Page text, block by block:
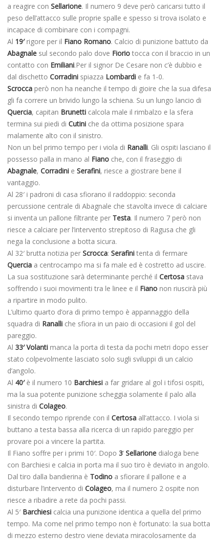
a reagire con Sellarione. Il numero 9 deve però caricarsi tutto il
peso dell’attacco sulle proprie spalle e spesso si trova isolato e
incapace di combinare con i compagni.
Al 19′rigore per il Fiano Romano. Calcio di punizione battuto da
Abagnale sul secondo palo dove Fiorio tocca con il braccio in un
contatto con Emiliani.Per il signor De Cesare non c’è dubbio e
dal dischetto Corradini spiazza Lombardi e fa 1-0.
Scrocca però non ha neanche il tempo di gioire che la sua difesa
gli fa correre un brivido lungo la schiena. Su un lungo lancio di
Quercia, capitan Brunetti calcola male il rimbalzo e la sfera
termina sui piedi di Cutini che da ottima posizione spara
malamente alto con il sinistro.
Non un bel primo tempo per i viola di Ranalli. Gli ospiti lasciano il
possesso palla in mano al Fiano che, con il fraseggio di
Abagnale, Corradini e Serafini, riesce a giostrare bene il
vantaggio.
Al 28′ i padroni di casa sfiorano il raddoppio: seconda
percussione centrale di Abagnale che stavolta invece di calciare
si inventa un pallone filtrante per Testa. Il numero 7 però non
riesce a calciare per l’intervento strepitoso di Ragusa che gli
nega la conclusione a botta sicura.
Al 32′ brutta notizia per Scrocca: Serafini tenta di fermare
Quercia a centrocampo ma si fa male ed è costretto ad uscire.
La sua sostituzione sarà determinante perché il Certosa stava
soffrendo i suoi movimenti tra le linee e il Fiano non riuscirà più
a ripartire in modo pulito.
L’ultimo quarto d’ora di primo tempo è appannaggio della
squadra di Ranalli che sfiora in un paio di occasioni il gol del
pareggio.
Al 33′ Volanti manca la porta di testa da pochi metri dopo esser
stato colpevolmente lasciato solo sugli sviluppi di un calcio
d’angolo.
Al 40′è il numero 10 Barchiesi a far gridare al gol i tifosi ospiti,
ma la sua potente punizione scheggia solamente il palo alla
sinistra di Colageo.
Il secondo tempo riprende con il Certosa all’attacco. I viola si
buttano a testa bassa alla ricerca di un rapido pareggio per
provare poi a vincere la partita.
Il Fiano soffre per i primi 10′. Dopo 3‘ Sellarione dialoga bene
con Barchiesi e calcia in porta ma il suo tiro è deviato in angolo.
Dal tiro dalla bandierina è Todino a sfiorare il pallone e a
disturbare l’intervento di Colageo, ma il numero 2 ospite non
riesce a ribadire a rete da pochi passi.
Al 5′ Barchiesi calcia una punizione identica a quella del primo
tempo. Ma come nel primo tempo non è fortunato: la sua botta
di mezzo esterno destro viene deviata miracolosamente da